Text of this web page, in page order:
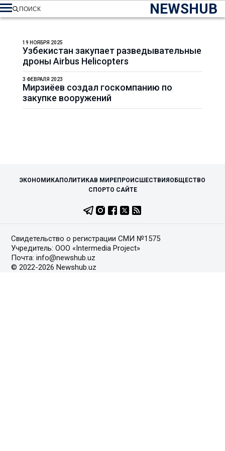
NEWSHUB
ПОИСК
Узбекистан закупает разведывательные
дроны Airbus Helicopters
19 НОЯБРЯ 2025
Мирзиёев создал госкомпанию по
закупке вооружений
3 ФЕВРАЛЯ 2023
ЭКОНОМИКАПОЛИТИКАВ МИРЕПРОИСШЕСТВИЯ ОБЩЕСТВО
СПОРТО САЙТЕ
Свидетельство о регистрации СМИ №1575
Учредитель: ООО «Intermedia Project»
Почта: info@newshub.uz
© 2022-2026 Newshub.uz